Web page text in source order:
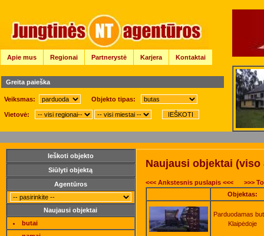
Apie mus Regionai Partnerystė Karjera Kontaktai
Greita paieška
Veiksmas: Objekto tipas:
Vietovė:
Ieškoti objekto
Siūlyti objektą
Agentūros
Naujausi objektai
butai
Naujausi objektai (viso
<<< Ankstesnis puslapis <<<
>>>
Objektas:
Parduodamas
Klaipėdoje